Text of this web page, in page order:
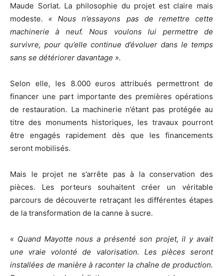
Maude Sorlat. La philosophie du projet est claire mais
modeste. « Nous n’essayons pas de remettre cette
machinerie à neuf. Nous voulons lui permettre de
survivre, pour qu’elle continue d’évoluer dans le temps
sans se détériorer davantage ».
Selon elle, les 8.000 euros attribués permettront de
financer une part importante des premières opérations
de restauration. La machinerie n’étant pas protégée au
titre des monuments historiques, les travaux pourront
être engagés rapidement dès que les financements
seront mobilisés.
Mais le projet ne s’arrête pas à la conservation des
pièces. Les porteurs souhaitent créer un véritable
parcours de découverte retraçant les différentes étapes
de la transformation de la canne à sucre.
« Quand Mayotte nous a présenté son projet, il y avait
une vraie volonté de valorisation. Les pièces seront
installées de manière à raconter la chaîne de production.